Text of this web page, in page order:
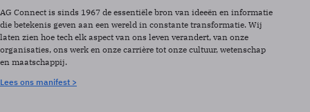
AG Connect is sinds 1967 de essentiële bron van ideeën en informatie
die betekenis geven aan een wereld in constante transformatie. Wij
laten zien hoe tech elk aspect van ons leven verandert, van onze
organisaties, ons werk en onze carrière tot onze cultuur, wetenschap
en maatschappij.
Lees ons manifest >